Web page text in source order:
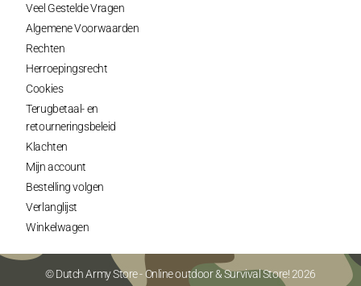
Veel Gestelde Vragen
Algemene Voorwaarden
Rechten
Herroepingsrecht
Cookies
Terugbetaal- en
retourneringsbeleid
Klachten
Mijn account
Bestelling volgen
Verlanglijst
Winkelwagen
© Dutch Army Store - Online outdoor & Survival Store! 2026